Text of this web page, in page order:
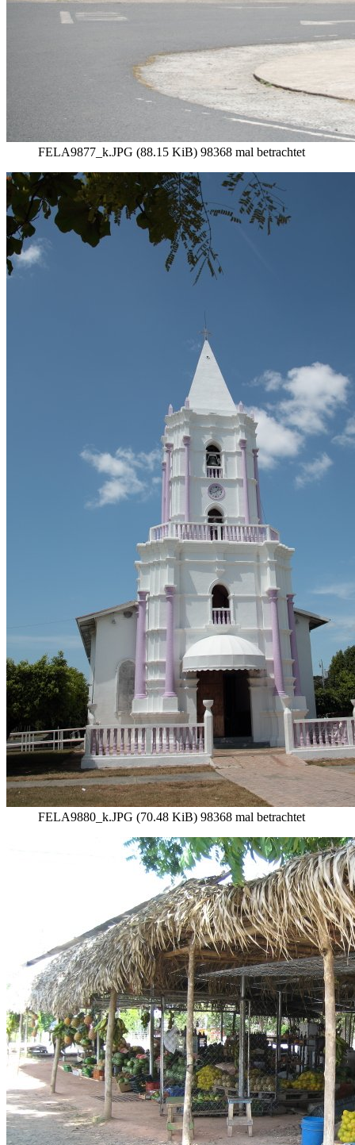
FELA9877_k.JPG (88.15 KiB) 98368 mal betrachtet
FELA9880_k.JPG (70.48 KiB) 98368 mal betrachtet